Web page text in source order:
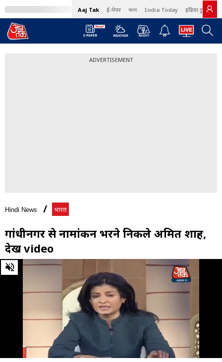
Aaj Tak ई-पेपर বাংলা India Today इंडिया टुडे हिंदी
ADVERTISEMENT
Hindi News भारत
गांधीनगर से नामांकन भरने निकले अमित शाह,
देखें video
0
of